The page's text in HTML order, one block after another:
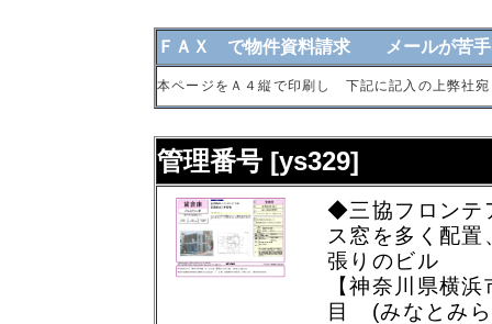
ＦＡＸ で物件資料請求 メールが苦手
本ページをＡ４縦で印刷し 下記に記入の上弊
管理番号 [ys329]
◆三協フロンテ
ス窓を多く配
張りのビル
【神奈川県横
目 (みなとみ